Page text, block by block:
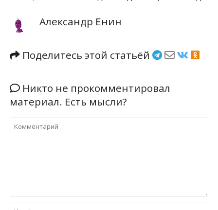
Александр Енин
Поделитесь этой статьёй
Никто не прокомментировал
материал. Есть мысли?